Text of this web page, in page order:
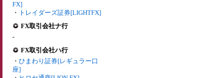
FX]
・ トレイダーズ証券[LIGHTFX]
FX取引会社ナ行
-
FX取引会社ハ行
・ ひまわり証券[レギュラー口
座]